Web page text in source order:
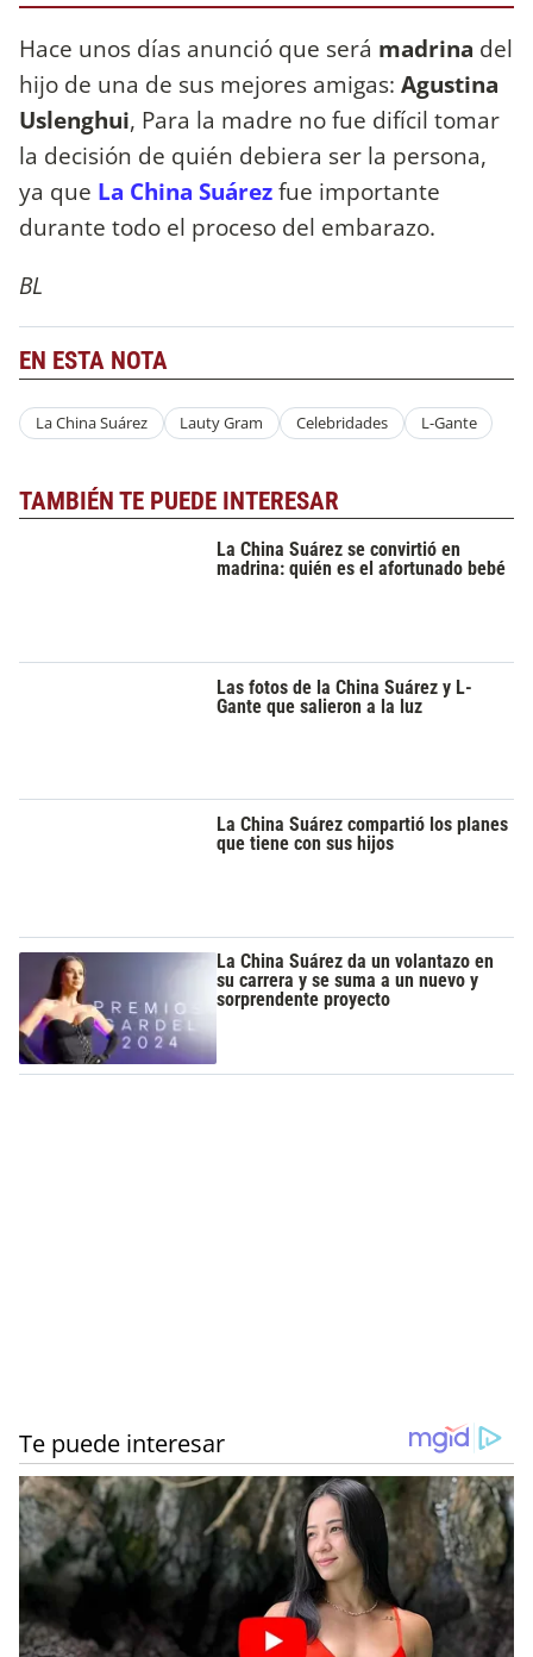
Hace unos días anunció que será madrina del
hijo de una de sus mejores amigas: Agustina
Uslenghui, Para la madre no fue difícil tomar
la decisión de quién debiera ser la persona,
ya que La China Suárezfue importante
durante todo el proceso del embarazo.
BL
EN ESTA NOTA
La China Suárez Lauty Gram Celebridades L-Gante
TAMBIÉN TE PUEDE INTERESAR
La China Suárez se convirtió en
madrina: quién es el afortunado bebé
Las fotos de la China Suárez y L-
Gante que salieron a la luz
La China Suárez compartió los planes
que tiene con sus hijos
La China Suárez da un volantazo en
su carrera y se suma a un nuevo y
sorprendente proyecto